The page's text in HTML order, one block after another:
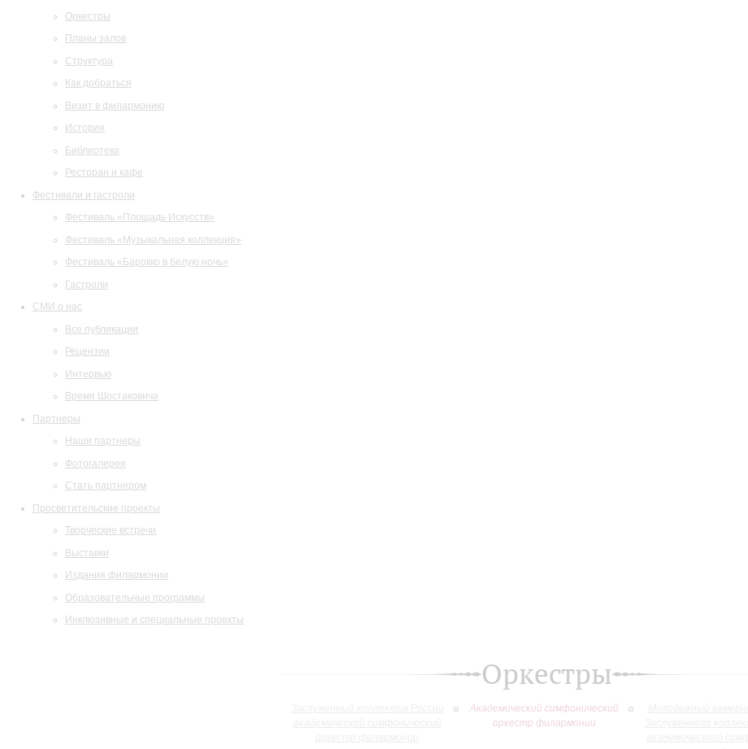
Оркестры
Планы залов
Структура
Как добраться
Визит в филармонию
История
Библиотека
Ресторан и кафе
Фестивали и гастроли
Фестиваль «Площадь Искусств»
Фестиваль «Музыкальная коллекция»
Фестиваль «Барокко в белую ночь»
Гастроли
СМИ о нас
Все публикации
Рецензии
Интервью
Время Шостаковича
Партнеры
Наши партнеры
Фотогалерея
Стать партнером
Просветительские проекты
Творческие встречи
Выставки
Издания филармонии
Образовательные программы
Инклюзивные и специальные проекты
Оркестры
Академический симфонический
оркестр филармонии